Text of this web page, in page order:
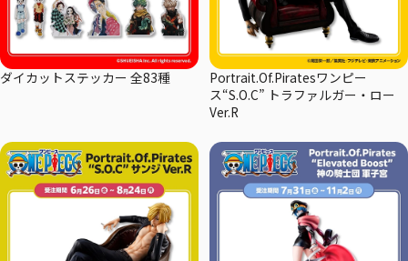
ダイカットステッカー 全83種
Portrait.Of.Piratesワンピー
ス“S.O.C” トラファルガー・ロー
Ver.R